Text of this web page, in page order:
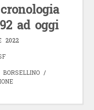
ad oggi
2022
BORSELLINO/